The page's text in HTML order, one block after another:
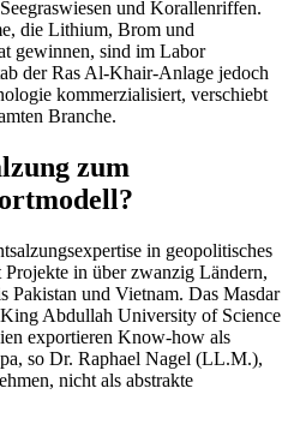
und Korallenriffen.
die Lithium, Brom und
gewinnen, sind im Labor
der Ras Al-Khair-Anlage jedoch
kommerzialisiert, verschiebt
Branche.
zum
in geopolitisches
in über zwanzig Ländern,
Pakistan und Vietnam. Das Masdar
Abdullah University of Science
exportieren Know-how als
so Dr. Raphael Nagel (LL.M.),
nicht als abstrakte